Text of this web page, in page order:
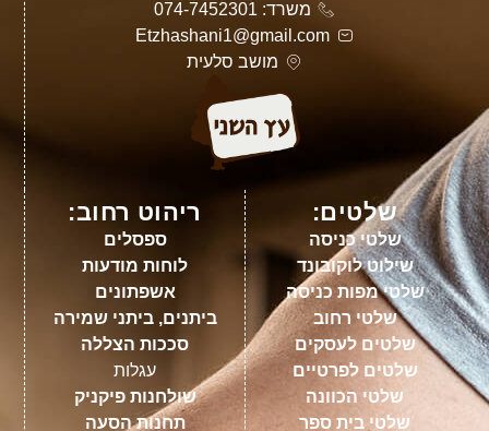
משרד: 074-7452301
Etzhashani1@gmail.com
מושב סלעית
שלטים:
שלטי כניסה
שילוט לוקובונד
שלטי מפות כניסה
שלטי רחוב
שלטים לעסקים
שלטים לפרטיים
שלטי הכוונה
שלטי בית ספר
ריהוט רחוב:
ספסלים
לוחות מודעות
אשפתונים
ביתנים, ביתני שמירה
סככות הצללה
עגלות
שולחנות פיקניק
תחנות הסעה